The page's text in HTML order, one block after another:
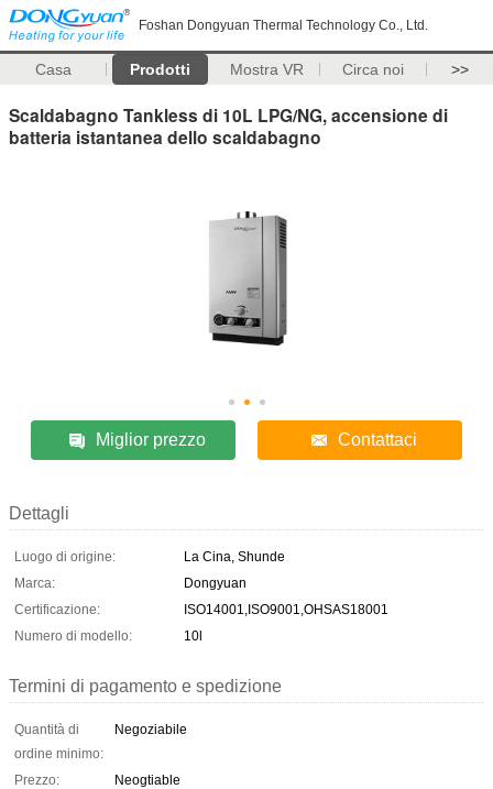
Foshan Dongyuan Thermal Technology Co., Ltd.
Casa Prodotti Mostra VR Circa noi >>
Scaldabagno Tankless di 10L LPG/NG, accensione di
batteria istantanea dello scaldabagno
Miglior prezzo Contattaci
Dettagli
Luogo di origine:
La Cina, Shunde
Marca:
Dongyuan
Certificazione:
ISO14001,ISO9001,OHSAS18001
Numero di modello:
10l
Termini di pagamento e spedizione
Quantità di
ordine minimo:
Negoziabile
Prezzo:
Neogtiable